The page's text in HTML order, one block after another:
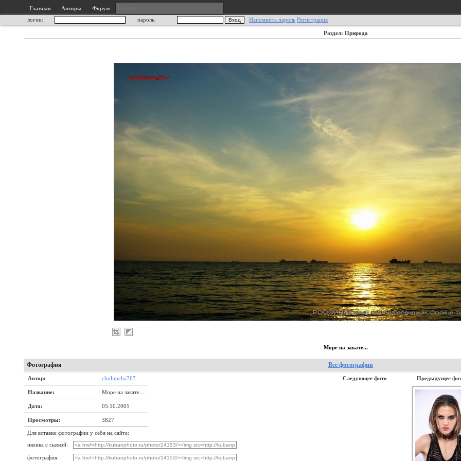
Главная Авторы
Форум
логин:
пароль: Напомнить пароль Регистрация
Раздел: Природа
Море на закате...
Фотография Все фотографии
Автор: chulimcha767
Название: Море на закате...
Дата: 05.10.2005
Просмотры: 3827
Для вставки фотографии у себя на сайте:
иконка с сылкой:
фотография:
Следующее фото Предыдущее